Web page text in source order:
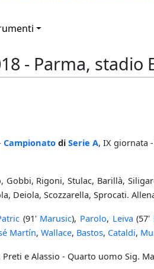
- Parma, stadio
Campionato di Serie A, IX giornata
Rigoni, Stulac, Barillà,
Deiola, Scozzarella, Sprocati.
(91' Marusic), Parolo, Leiva (57'
Martín, Wallace, Bastos, Cataldi,
e Alassio - Quarto uomo Sig.